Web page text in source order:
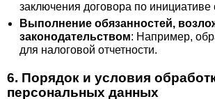
заключения договора по инициативе
Выполнение обязанностей,
законодательством: Например,
для налоговой отчетности.
6. Порядок и условия
персональных данных